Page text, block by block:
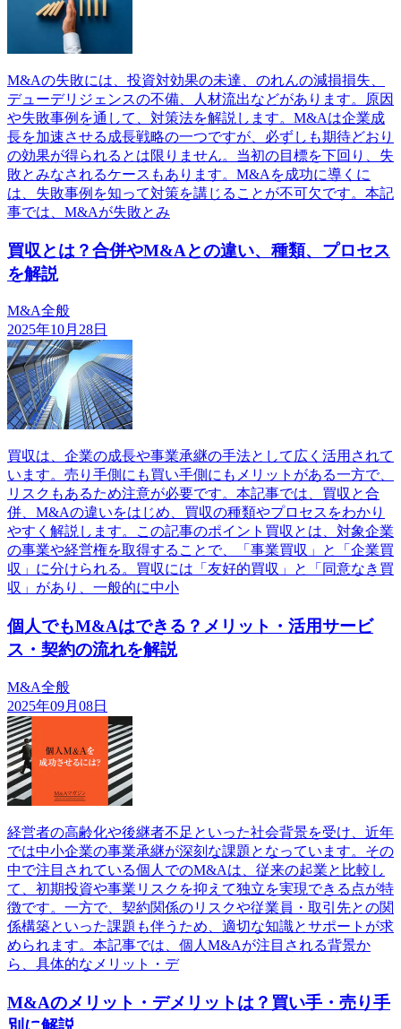
M&Aの失敗には、投資対効果の未達、のれんの減損損失、
デューデリジェンスの不備、人材流出などがあります。原因
や失敗事例を通して、対策法を解説します。M&Aは企業成
長を加速させる成長戦略の一つですが、必ずしも期待どおり
の効果が得られるとは限りません。当初の目標を下回り、失
敗とみなされるケースもあります。M&Aを成功に導くに
は、失敗事例を知って対策を講じることが不可欠です。本記
事では、M&Aが失敗とみ
買収とは？合併やM&Aとの違い、種類、プロセス
を解説
M&A全般
2025年10月28日
買収は、企業の成長や事業承継の手法として広く活用されて
います。売り手側にも買い手側にもメリットがある一方で、
リスクもあるため注意が必要です。本記事では、買収と合
併、M&Aの違いをはじめ、買収の種類やプロセスをわかり
やすく解説します。この記事のポイント買収とは、対象企業
の事業や経営権を取得することで、「事業買収」と「企業買
収」に分けられる。買収には「友好的買収」と「同意なき買
収」があり、一般的に中小
個人でもM&Aはできる？メリット・活用サービ
ス・契約の流れを解説
M&A全般
2025年09月08日
経営者の高齢化や後継者不足といった社会背景を受け、近年
では中小企業の事業承継が深刻な課題となっています。その
中で注目されている個人でのM&Aは、従来の起業と比較し
て、初期投資や事業リスクを抑えて独立を実現できる点が特
徴です。一方で、契約関係のリスクや従業員・取引先との関
係構築といった課題も伴うため、適切な知識とサポートが求
められます。本記事では、個人M&Aが注目される背景か
ら、具体的なメリット・デ
M&Aのメリット・デメリットは？買い手・売り手